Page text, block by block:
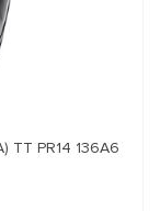
ТТ PR14 136А6